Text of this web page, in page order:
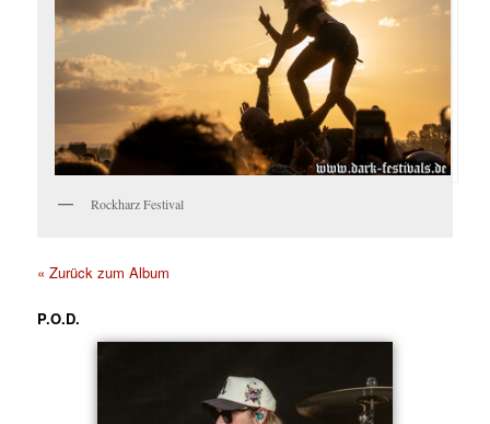
Rockharz Festival
« Zurück zum Album
P.O.D.